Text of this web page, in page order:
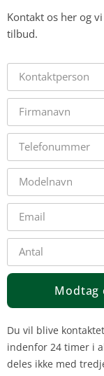
Kontakt os her og
tilbud.
Modtag
Du vil blive
indenfor 24 timer i
deles ikke med